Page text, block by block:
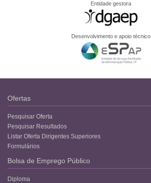
Entidade gestora
Desenvolvimento e apoio técnico
Ofertas
Pesquisar Oferta
Pesquisar Resultados
Listar Oferta Dirigentes Superiores
Formulários
Bolsa de Emprego Público
Diploma